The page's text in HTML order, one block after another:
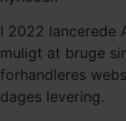
I 2022 lancerede
muligt at bruge
forhandleres
dages levering.